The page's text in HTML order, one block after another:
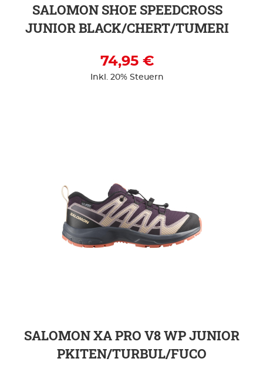
SALOMON SHOE SPEEDCROSS
JUNIOR BLACK/CHERT/TUMERI
74,95 €
Inkl. 20% Steuern
SALOMON XA PRO V8 WP JUNIOR
PKITEN/TURBUL/FUCO